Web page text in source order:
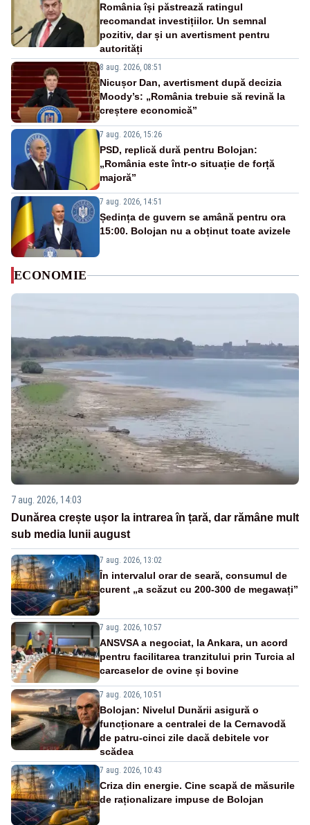
România își păstrează ratingul
recomandat investițiilor. Un semnal
pozitiv, dar și un avertisment pentru
autorități
8 aug. 2026, 08:51
Nicușor Dan, avertisment după decizia
Moody’s: „România trebuie să revină la
creștere economică”
7 aug. 2026, 15:26
PSD, replică dură pentru Bolojan:
„România este într-o situație de forță
majoră”
7 aug. 2026, 14:51
Ședința de guvern se amână pentru ora
15:00. Bolojan nu a obținut toate avizele
ECONOMIE
7 aug. 2026, 14:03
Dunărea crește ușor la intrarea în țară, dar rămâne mult
sub media lunii august
7 aug. 2026, 13:02
În intervalul orar de seară, consumul de
curent „a scăzut cu 200-300 de megawați”
7 aug. 2026, 10:57
ANSVSA a negociat, la Ankara, un acord
pentru facilitarea tranzitului prin Turcia al
carcaselor de ovine și bovine
7 aug. 2026, 10:51
Bolojan: Nivelul Dunării asigură o
funcționare a centralei de la Cernavodă
de patru-cinci zile dacă debitele vor
scădea
7 aug. 2026, 10:43
Criza din energie. Cine scapă de măsurile
de raționalizare impuse de Bolojan